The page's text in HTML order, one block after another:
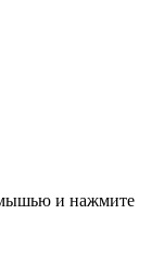
и нажмите